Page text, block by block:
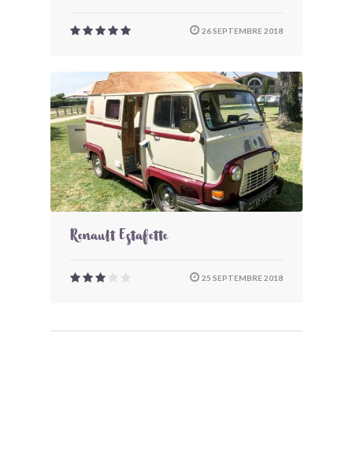
26 SEPTEMBRE 2018
Renault Estafette
25 SEPTEMBRE 2018